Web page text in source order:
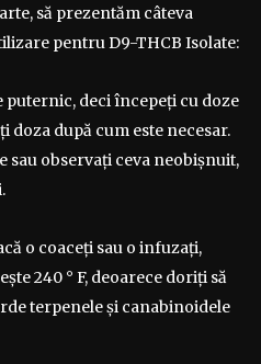
să prezentăm câteva
pentru D9-THCB Isolate:
puternic, deci începeți cu doze
doza după cum este necesar.
sau observați ceva neobișnuit,
o coaceți sau o infuzați,
240 ° F, deoarece doriți să
terpenele și canabinoidele